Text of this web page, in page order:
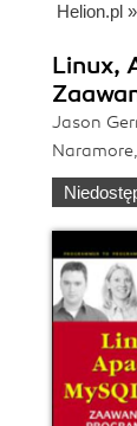
Helion.pl »
Linux,
Jason